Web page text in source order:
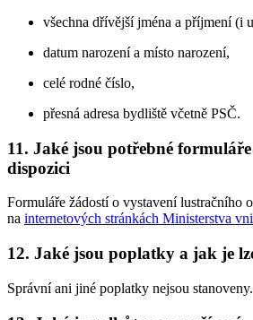
všechna dřívější jména a příjmení (i
datum narození a místo narození,
celé rodné číslo,
přesná adresa bydliště včetně PSČ.
11. Jaké jsou potřebné
dispozici
Formuláře žádostí o vystavení lustračního
na internetových stránkách Ministerstva
12. Jaké jsou poplatky a jak je
Správní ani jiné poplatky nejsou stanoveny.